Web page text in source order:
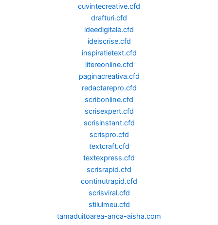
cuvintecreative.cfd
drafturi.cfd
ideedigitale.cfd
ideiscrise.cfd
inspiratietext.cfd
litereonline.cfd
paginacreativa.cfd
redactarepro.cfd
scribonline.cfd
scrisexpert.cfd
scrisinstant.cfd
scrispro.cfd
textcraft.cfd
textexpress.cfd
scrisrapid.cfd
continutrapid.cfd
scrisviral.cfd
stilulmeu.cfd
tamaduitoarea-anca-aisha.com